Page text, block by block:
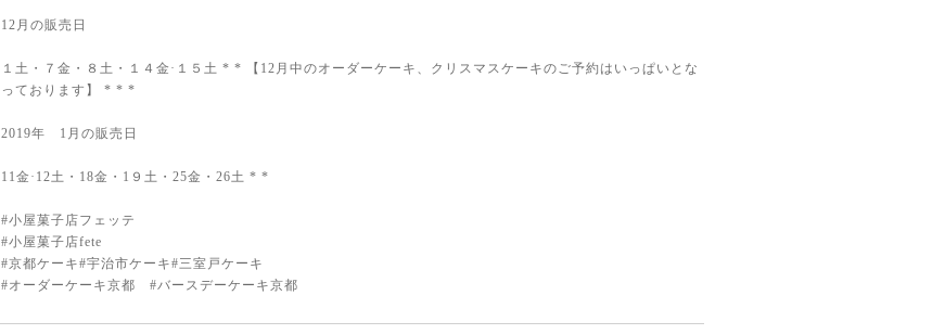
12月の販売日
１土・７金・８土・１４金·１５土 * * 【12月中のオーダーケーキ、クリスマスケーキのご予約はいっぱいとな
っております】 * * *
2019年 1月の販売日
11金·12土・18金・1９土・25金・26土 * *
#小屋菓子店フェッテ
#小屋菓子店fete
#京都ケーキ#宇治市ケーキ#三室戸ケーキ
#オーダーケーキ京都 #バースデーケーキ京都